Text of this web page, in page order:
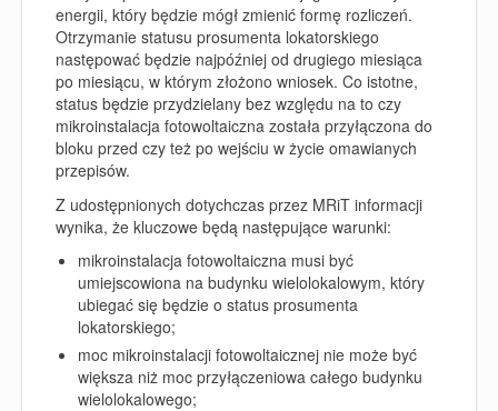
energii, który będzie mógł zmienić formę rozliczeń.
Otrzymanie statusu prosumenta lokatorskiego
następować będzie najpóźniej od drugiego miesiąca
po miesiącu, w którym złożono wniosek. Co istotne,
status będzie przydzielany bez względu na to czy
mikroinstalacja fotowoltaiczna została przyłączona do
bloku przed czy też po wejściu w życie omawianych
przepisów.
Z udostępnionych dotychczas przez MRiT informacji
wynika, że kluczowe będą następujące warunki:
mikroinstalacja fotowoltaiczna musi być
umiejscowiona na budynku wielolokalowym, który
ubiegać się będzie o status prosumenta
lokatorskiego;
moc mikroinstalacji fotowoltaicznej nie może być
większa niż moc przyłączeniowa całego budynku
wielolokalowego;